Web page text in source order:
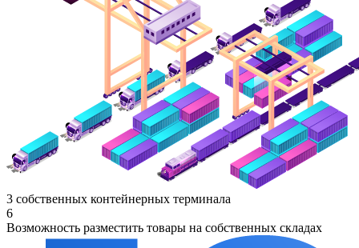
3 собственных контейнерных терминала
6
Возможность разместить товары на собственных складах